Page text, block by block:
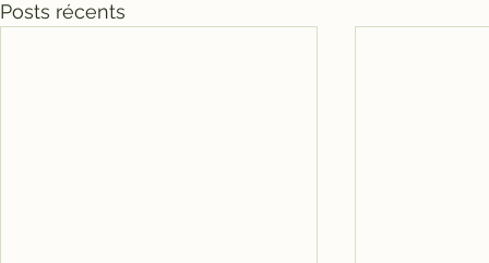
Posts récents